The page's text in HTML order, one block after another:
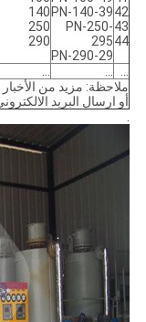
42
43
44
PN-140-39
PN-250-
295
PN-290-29
140
250
290
...
...
...
ملاحظة: مزيد من
أو ارسال البريد
.